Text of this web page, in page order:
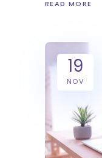
READ MORE
19
NOV